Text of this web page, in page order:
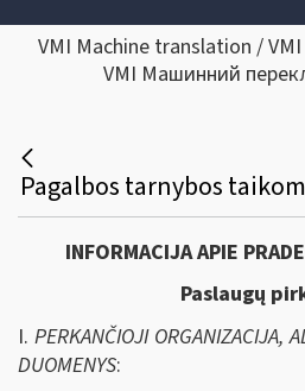
VMI Machine translation /
VMI Машинний
INFORMACIJA APIE
Paslaugų
I. PERKANČIOJI ORGANIZACIJA,
DUOMENYS: